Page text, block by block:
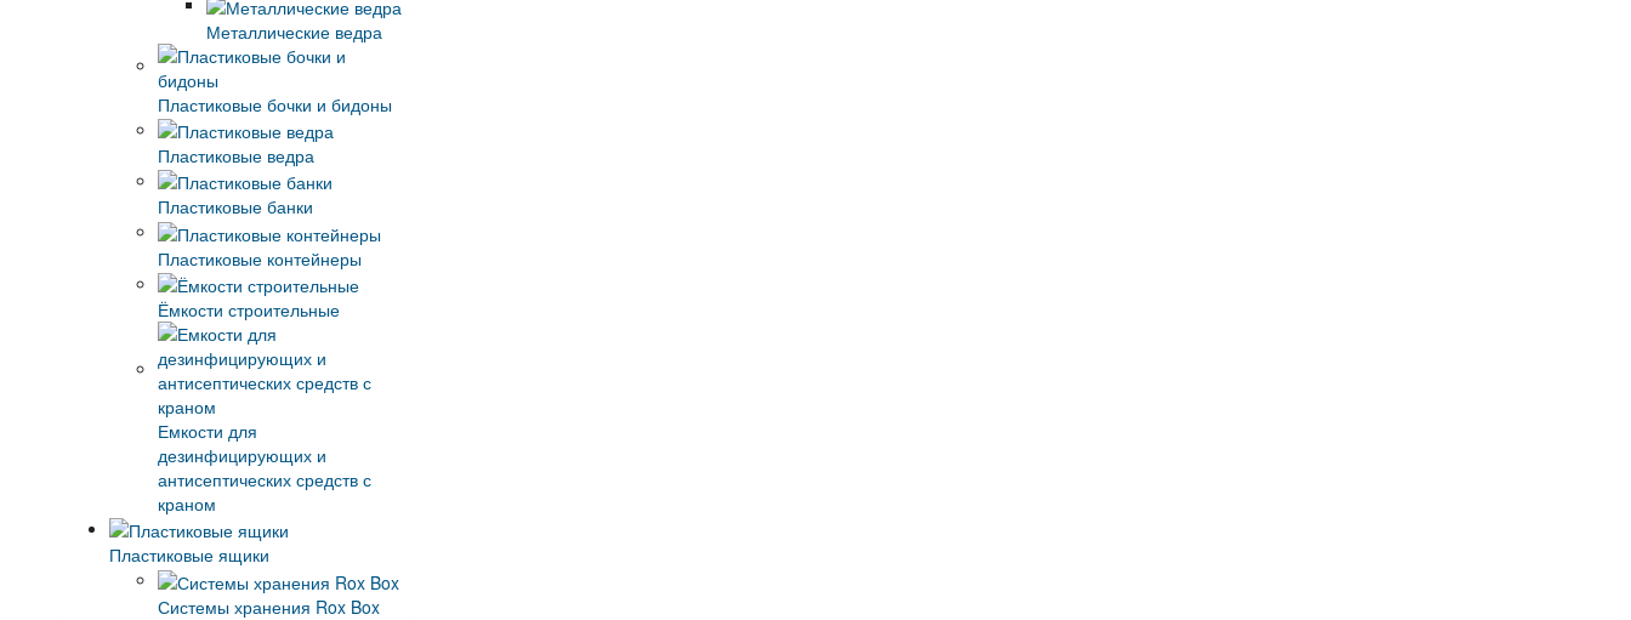
Металлические ведра
Пластиковые бочки и бидоны
Пластиковые ведра
Пластиковые банки
Пластиковые контейнеры
Ёмкости строительные
Емкости для
дезинфицирующих и
антисептических средств с
краном
Пластиковые ящики
Системы хранения Rox Box